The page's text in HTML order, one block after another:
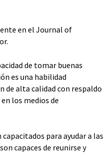
en el Journal of
de tomar buenas
es una habilidad
alta calidad con respaldo
los medios de
para ayudar a las
capaces de reunirse y